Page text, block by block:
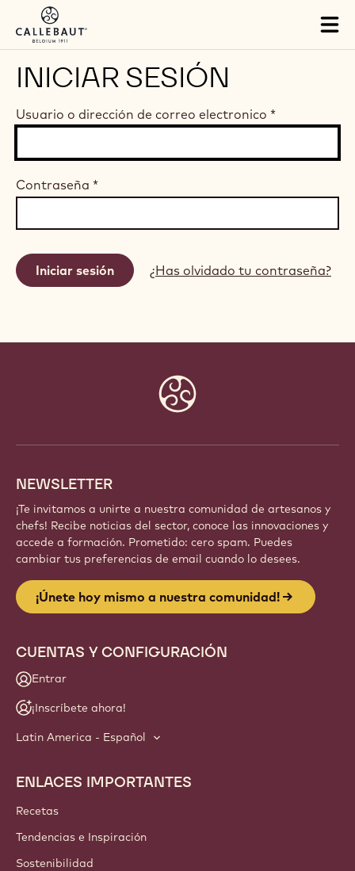
Skip to main content
INICIAR SESIÓN
Usuario o dirección de correo electronico *
Contraseña *
¿Has olvidado tu contraseña?
NEWSLETTER
¡Te invitamos a unirte a nuestra comunidad de artesanos y
chefs! Recibe noticias del sector, conoce las innovaciones y
accede a formación. Prometido: cero spam. Puedes
cambiar tus preferencias de email cuando lo desees.
¡Únete hoy mismo a nuestra comunidad!
CUENTAS Y CONFIGURACIÓN
Entrar
¡Inscríbete ahora!
Latin America - Español
Footer
Callebaut
ENLACES IMPORTANTES
Recetas
Tendencias e Inspiración
Sostenibilidad